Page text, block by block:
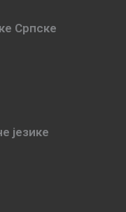
Српске
језике